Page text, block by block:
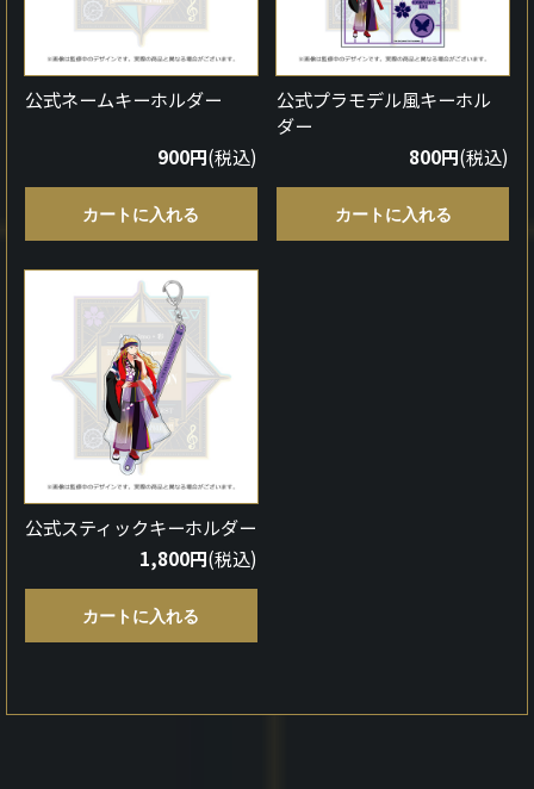
公式ネームキーホルダー
900円(税込)
カートに入れる
公式プラモデル風キーホル
ダー
800円(税込)
カートに入れる
公式スティックキーホルダー
1,800円(税込)
カートに入れる